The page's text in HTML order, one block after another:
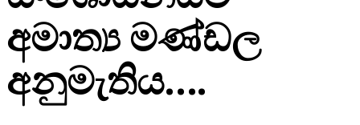
අමාත්‍ය මණ්ඩල
අනුමැතිය….